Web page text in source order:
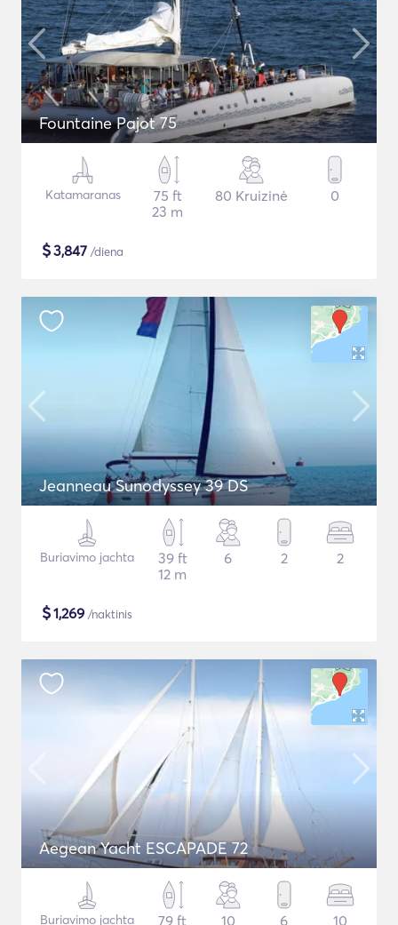
Fountaine Pajot 75
Katamaranas
75 ft
23 m
80 Kruizinė 0
$3,847 /diena
Jeanneau Sunodyssey 39 DS
Buriavimo jachta
39 ft
12 m
6 2 2
$1,269 /naktinis
Aegean Yacht ESCAPADE 72
Buriavimo jachta
79 ft
10 6 10